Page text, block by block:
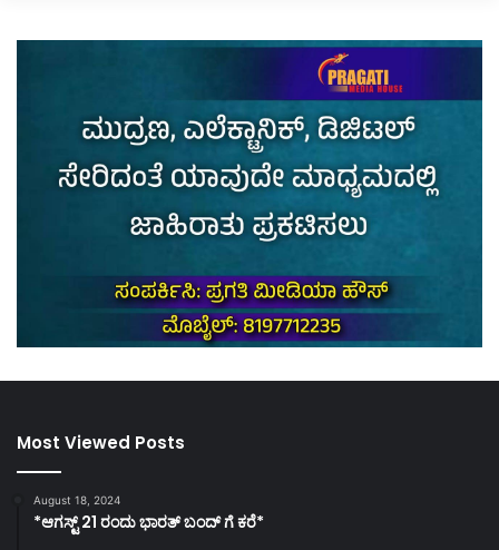
Most Viewed Posts
August 18, 2024
*ಆಗಸ್ಟ್ 21 ರಂದು ಭಾರತ್‌ ಬಂದ್‌ ಗೆ ಕರೆ*